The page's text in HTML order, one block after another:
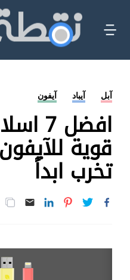
آبل آيباد آيفون
افضل
قوية
تخرب ابداً